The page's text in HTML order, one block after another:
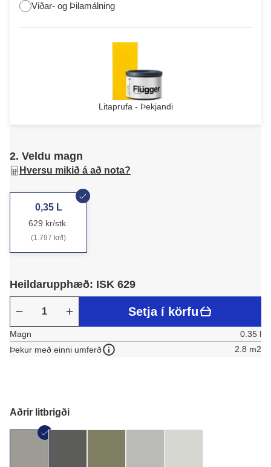
Viðar- og Þilamálning
Litaprufa - Þekjandi
2. Veldu magn
Hversu mikið á að nota?
0,35 L
629 kr/stk.
(1.797 kr/l)
Heildarupphæð: ISK 629
Setja í körfu
Magn
0.35 l
Þekur með einni umferð
2.8 m2
Aðrir litbrigði